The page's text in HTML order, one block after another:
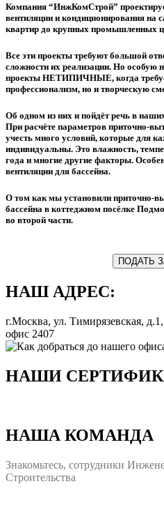
Компания “ИнжКомСтрой”
вентиляции и кондиционирования на
квартир до крупных промышленных
Все эти проекты требуют большой
сложности их реализации. Но
проекты НЕТИПИЧНЫЕ, когда
профессионализм, но и творческую
Об одном из них и пойдёт речь в
При расчёте параметров приточно-
учесть много условий, которые для
индивидуальны. Это влажность,
года и многие другие факторы.
вентиляции для бассейна.
О том как мы установили приточно-
бассейна в коттеджном посёлке
во второй части.
ПОДАТЬ
НАШ АДРЕС:
г.Москва, ул. Тимирязевская,
офис 2407
НАШИ
НАША КОМАНДА
Знакомьтесь, сотрудники
Строительства